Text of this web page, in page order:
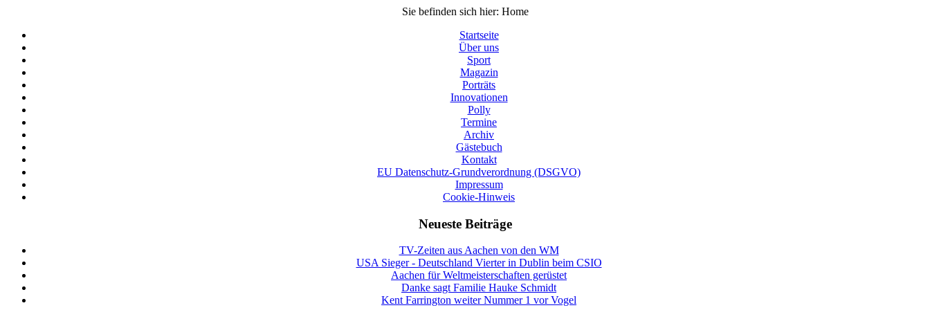
Sie befinden sich hier: Home
Startseite
Über uns
Sport
Magazin
Porträts
Innovationen
Polly
Termine
Archiv
Gästebuch
Kontakt
EU Datenschutz-Grundverordnung (DSGVO)
Impressum
Cookie-Hinweis
Neueste Beiträge
TV-Zeiten aus Aachen von den WM
USA Sieger - Deutschland Vierter in Dublin beim CSIO
Aachen für Weltmeisterschaften gerüstet
Danke sagt Familie Hauke Schmidt
Kent Farrington weiter Nummer 1 vor Vogel